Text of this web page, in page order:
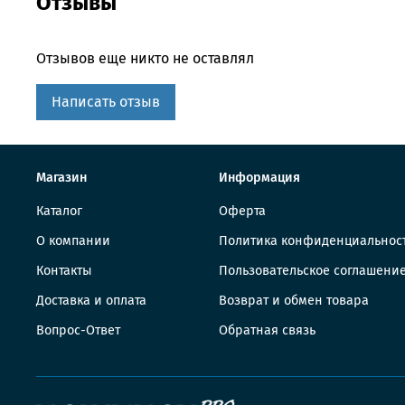
Отзывов еще никто не оставлял
Написать отзыв
Магазин
Каталог
О компании
Контакты
Доставка и оплата
Вопрос-Ответ
Информация
Оферта
Политика
Пользовательское
Возврат и обмен товара
Обратная связь